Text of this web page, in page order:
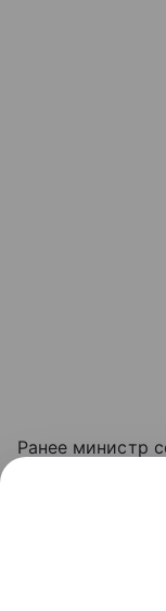
Ранее министр
около 115